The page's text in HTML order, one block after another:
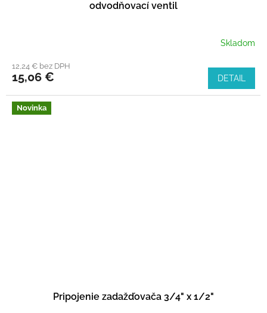
odvodňovací ventil
Skladom
12,24 € bez DPH
15,06 € DETAIL
Novinka
Pripojenie zadažďovača 3/4" x 1/2"